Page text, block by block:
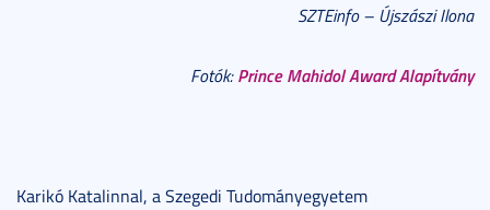
SZTEinfo – Újszászi Ilona
Fotók:Prince Mahidol Award Alapítvány
Karikó Katalinnal, a Szegedi Tudományegyetem